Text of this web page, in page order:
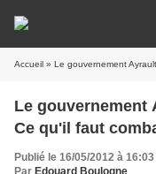
Accueil » Le gouvernement
Le gouvernement
Ce qu'il faut
Publié le 16/05/2012 à 16:03
Par Edouard Boulogne